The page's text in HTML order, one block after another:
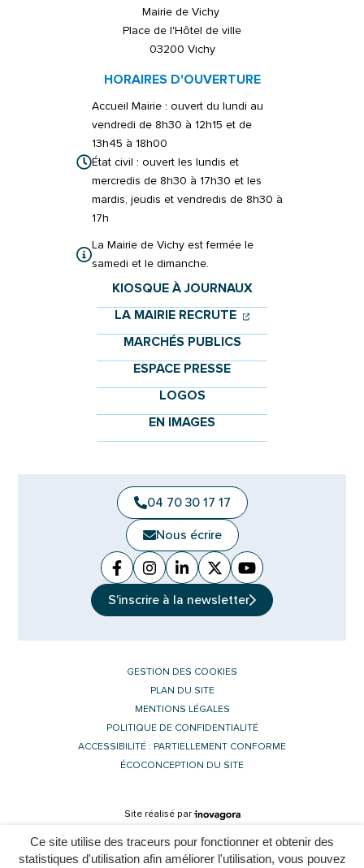
Ce site utilise des traceurs pour fonctionner et obtenir des
statistiques d'utilisation afin améliorer l'utilisation, vous pouvez
Mairie de Vichy
Place de l'Hôtel de ville
03200 Vichy
HORAIRES D'OUVERTURE
Accueil Mairie : ouvert du lundi au
vendredi de 8h30 à 12h15 et de
13h45 à 18h00
État civil : ouvert les lundis et
mercredis de 8h30 à 17h30 et les
mardis, jeudis et vendredis de 8h30 à
17h
La Mairie de Vichy est fermée le
samedi et le dimanche.
KIOSQUE À JOURNAUX
LA MAIRIE RECRUTE (OUVERTURE
(OUVERTURE
MARCHÉS PUBLICS
ESPACE PRESSE
LOGOS
EN IMAGES
04 70 30 17 17
Nous écrire
Facebook
(ouverture dans un nouvel onglet)
Instagram
(ouverture dans un nouvel
Linkedin
(ouverture dans un nouvel
X (Twitter)
(ouverture dans un
YouTube
(ouverture dans
S'inscrire à la newsletter
GESTION DES COOKIES
PLAN DU SITE
MENTIONS LÉGALES
POLITIQUE DE CONFIDENTIALITÉ
ACCESSIBILITÉ : PARTIELLEMENT CONFORME
ÉCOCONCEPTION DU SITE
Site réalisé par Inovagora (ouverture dans un nouvel